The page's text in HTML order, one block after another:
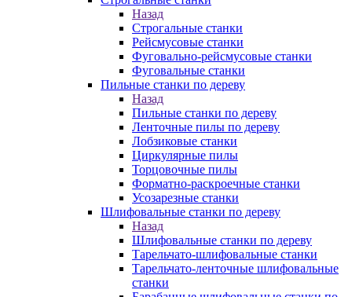
Назад
Строгальные станки
Рейсмусовые станки
Фуговально-рейсмусовые станки
Фуговальные станки
Пильные станки по дереву
Назад
Пильные станки по дереву
Ленточные пилы по дереву
Лобзиковые станки
Циркулярные пилы
Торцовочные пилы
Форматно-раскроечные станки
Усозарезные станки
Шлифовальные станки по дереву
Назад
Шлифовальные станки по дереву
Тарельчато-шлифовальные станки
Тарельчато-ленточные шлифовальные
станки